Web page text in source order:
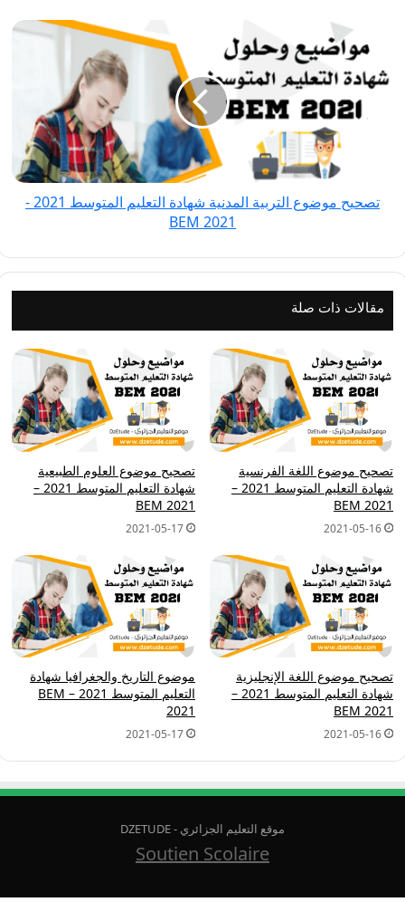
موضوع
التربية
المدنية
شهادة
تصحيح موضوع التربية المدنية شهادة التعليم المتوسط 2021 -
BEM 2021
مقالات ذات صلة
تصحيح موضوع اللغة الفرنسية
شهادة التعليم المتوسط 2021 –
BEM 2021
2021-05-16
تصحيح موضوع العلوم الطبيعية
شهادة التعليم المتوسط 2021 –
BEM 2021
2021-05-17
تصحيح موضوع اللغة الإنجليزية
شهادة التعليم المتوسط 2021 –
BEM 2021
2021-05-16
موضوع التاريخ والجغرافيا شهادة
التعليم المتوسط 2021 – BEM
2021
2021-05-17
موقع التعليم الجزائري - DZETUDE
Soutien Scolaire